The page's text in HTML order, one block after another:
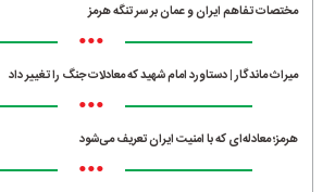
مختصات تفاهم ایران و عمان بر سر تنگه هرمز
•••
میراث ماندگار | دستاورد امام شهید که معادلات جنگ را تغییر داد
•••
هرمز؛ معادله‌ای که با امنیت ایران تعریف می‌شود
•••